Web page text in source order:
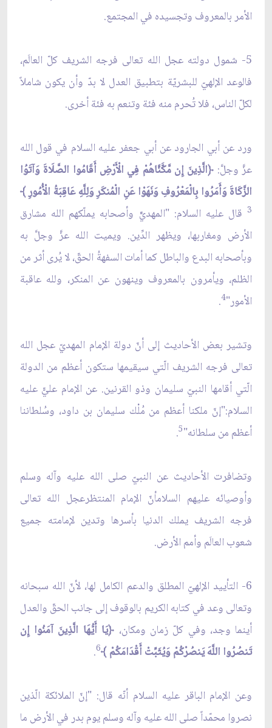
الأمر بالمعروف وتجسيده في المجتمع.
5- شمول دولته عجل الله تعالى فرجه الشريف كلّ العالَم،
فالوعد الإلهيّ للبشريّة بتطبيق العدل لا بدّ وأن يكون شاملاً
لكلّ الناس، فلا تُحرم منه فئة وتنعم به فئة أخرى.
ورد عن أبي الجارود عن أبي جعفر عليه السلام في قول الله
عزَّ وجلَّ: ﴿الَّذِينَ إِن مَّكَّنَّاهُمْ فِي الْأَرْضِ أَقَامُوا الصَّلَاةَ وَآتَوُا
الزَّكَاةَ وَأَمَرُوا بِالْمَعْرُوفِ وَنَهَوْا عَنِ الْمُنكَرِ وَلِلَّهِ عَاقِبَةُ الْأُمُورِ ﴾
3قال عليه السلام: "المهديّّ وأصحابه يملّكهم الله مشارق
الأرض ومغاربها، ويظهر الدِّين. ويميت الله عزَّ وجلَّ به
وبأصحابه البدع والباطل كما أمات السفهةُ الحقّ، لا يُرى أثر من
الظلم، ويأمرون بالمعروف وينهون عن المنكر، ولله عاقبة
الأمور"4
.
وتشير بعض الأحاديث إلى أنّ دولة الإمام المهديّ عجل الله
تعالى فرجه الشريف الّتي سيقيمها ستكون أعظم من الدولة
الّتي أقامها النبيّ سليمان وذو القرنين. عن الإمام عليّّ عليه
السلام:"إنّ ملكنا أعظم من مُلْك سليمان بن داود، وسُلطاننا
أعظم من سلطانه"5
.
وتضافرت الأحاديث عن النبيّ صلى الله عليه وآله وسلم
وأوصيائه عليهم السلامأنّ الإمام المنتظرعجل الله تعالى
فرجه الشريف يملك الدنيا بأسرها وتدين لإمامته جميع
شعوب العالَم وأمم الأرض.
6- التأييد الإلهيّ المطلق والدعم الكامل لها، لأنّ الله سبحانه
وتعالى وعد في كتابه الكريم بالوقوف إلى جانب الحقّ والعدل
أينما وجد، وفي كلّ زمان ومكان، ﴿يَا أَيُّهَا الَّذِينَ آمَنُوا إِن
تَنصُرُوا اللَّهَ يَنصُرْكُمْ وَيُثَبِّتْ أَقْدَامَكُمْ ﴾6
.
وعن الإمام الباقر عليه السلام أنّه قال: "إنّ الملائكة الّذين
نصروا محمّداً صلى الله عليه وآله وسلم يوم بدر في الأرض ما